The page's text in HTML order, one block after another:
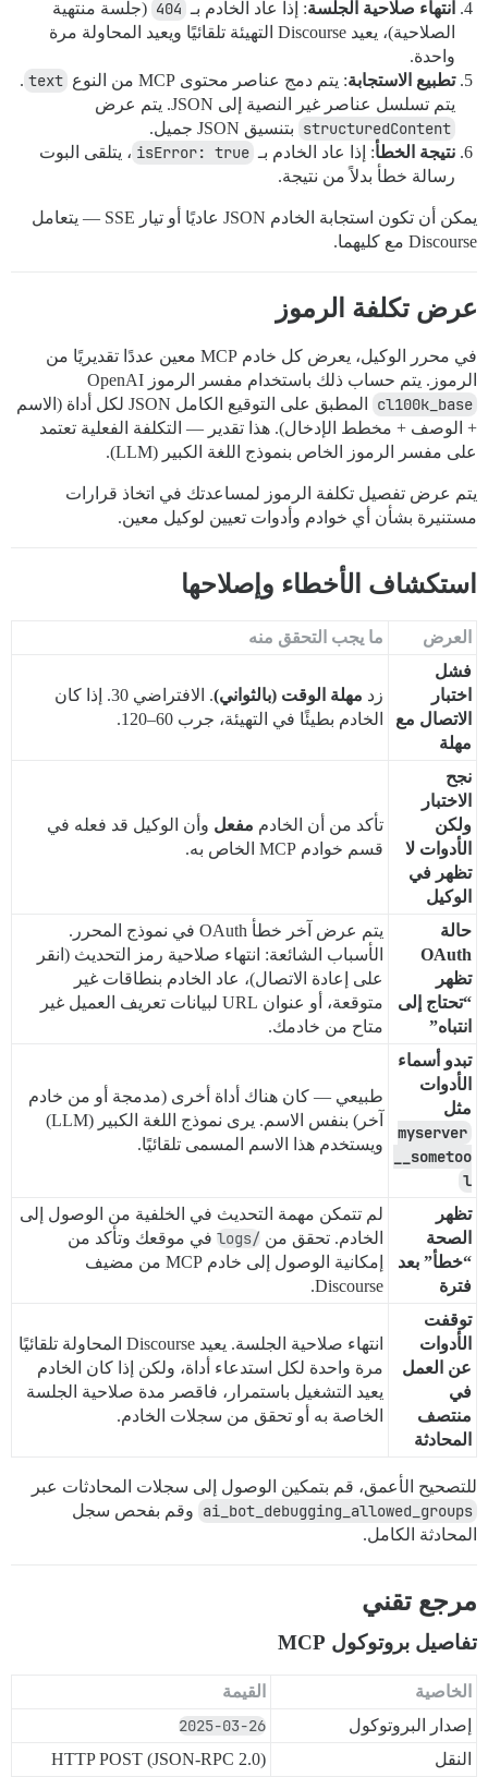
انتهاء صلاحية الجلسة: إذا عاد الخادم بـ 404 (جلسة منتهية
الصلاحية)، يعيد Discourse التهيئة تلقائيًا ويعيد المحاولة مرة
واحدة.
تطبيع الاستجابة: يتم دمج عناصر محتوى MCP من النوع text
.
يتم تسلسل عناصر غير النصية إلى JSON. يتم عرض
structuredContent بتنسيق JSON جميل.
نتيجة الخطأ: إذا عاد الخادم بـ isError: true ، يتلقى البوت
رسالة خطأ بدلاً من نتيجة.
يمكن أن تكون استجابة الخادم JSON عاديًا أو تيار SSE — يتعامل
Discourse مع كليهما.
عرض تكلفة الرموز
في محرر الوكيل، يعرض كل خادم MCP معين عددًا تقديريًا من
الرموز. يتم حساب ذلك باستخدام مفسر الرموز OpenAI
cl100k_base
المطبق على التوقيع الكامل JSON لكل أداة (الاسم
+ الوصف + مخطط الإدخال). هذا تقدير — التكلفة الفعلية تعتمد
على مفسر الرموز الخاص بنموذج اللغة الكبير (LLM).
يتم عرض تفصيل تكلفة الرموز لمساعدتك في اتخاذ قرارات
مستنيرة بشأن أي خوادم وأدوات تعيين لوكيل معين.
استكشاف الأخطاء وإصلاحها
العرض
ما يجب التحقق منه
فشل
اختبار
الاتصال مع
مهلة
زد مهلة الوقت (بالثواني)
. الافتراضي 30. إذا كان
الخادم بطيئًا في التهيئة، جرب 60–120.
نجح
الاختبار
ولكن
الأدوات لا
تظهر في
الوكيل
تأكد من أن الخادم مفعل وأن الوكيل قد فعله في
قسم خوادم MCP الخاص به.
حالة
OAuth
تظهر
“تحتاج إلى
انتباه”
يتم عرض آخر خطأ OAuth في نموذج المحرر.
الأسباب الشائعة: انتهاء صلاحية رمز التحديث (انقر
على إعادة الاتصال)، عاد الخادم بنطاقات غير
متوقعة، أو عنوان URL لبيانات تعريف العميل غير
متاح من خادمك.
تبدو أسماء
الأدوات
مثل
myserver
__sometoo
l
طبيعي — كان هناك أداة أخرى (مدمجة أو من خادم
آخر) بنفس الاسم. يرى نموذج اللغة الكبير (LLM)
ويستخدم هذا الاسم المسمى تلقائيًا.
تظهر
الصحة
“خطأ” بعد
فترة
لم تتمكن مهمة التحديث في الخلفية من الوصول إلى
الخادم. تحقق من /logs
في موقعك وتأكد من
إمكانية الوصول إلى خادم MCP من مضيف
Discourse.
توقفت
الأدوات
عن العمل
في
منتصف
المحادثة
انتهاء صلاحية الجلسة. يعيد Discourse المحاولة تلقائيًا
مرة واحدة لكل استدعاء أداة، ولكن إذا كان الخادم
يعيد التشغيل باستمرار، فاقصر مدة صلاحية الجلسة
الخاصة به أو تحقق من سجلات الخادم.
للتصحيح الأعمق، قم بتمكين الوصول إلى سجلات المحادثات عبر
ai_bot_debugging_allowed_groups وقم بفحص سجل
المحادثة الكامل.
مرجع تقني
تفاصيل بروتوكول MCP
الخاصية
القيمة
إصدار البروتوكول
2025-03-26
النقل
HTTP POST (JSON-RPC 2.0)